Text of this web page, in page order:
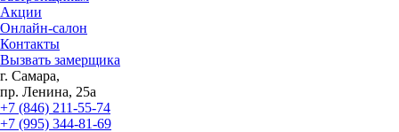
Акции
Онлайн-салон
Контакты
Вызвать замерщика
г. Самара,
пр. Ленина, 25а
+7 (846) 211-55-74
+7 (995) 344-81-69